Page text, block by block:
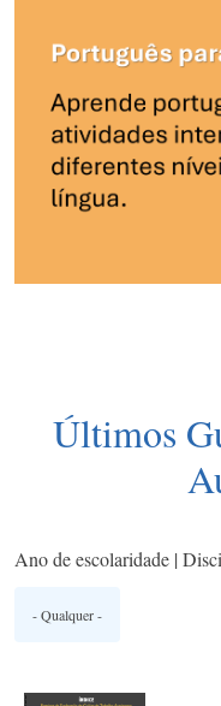
Últimos
Ano de escolaridade |